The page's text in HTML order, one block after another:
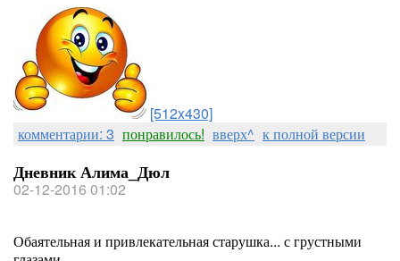
[512x430]
комментарии: 3 понравилось! вверх^ к полной версии
Дневник Алима_Дюл
02-12-2016 01:02
Обаятельная и привлекательная старушка... с грустными